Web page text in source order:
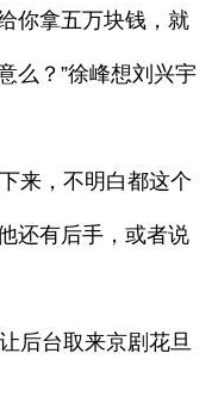
你拿五万块钱，就
么？”徐峰想刘兴宇
来，不明白都这个
还有后手，或者说
后台取来京剧花旦